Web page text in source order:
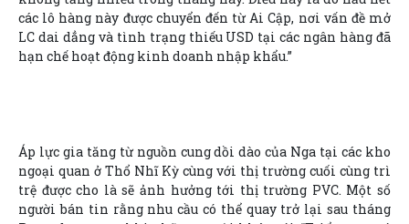
các lô hàng này được chuyển đến từ Ai Cập, nơi vấn đề mở
LC dai dẳng và tình trạng thiếu USD tại các ngân hàng đã
hạn chế hoạt động kinh doanh nhập khẩu.”
Áp lực gia tăng từ nguồn cung dồi dào của Nga tại các kho
ngoại quan ở Thổ Nhĩ Kỳ cùng với thị trường cuối cùng trì
trệ được cho là sẽ ảnh hưởng tới thị trường PVC. Một số
người bán tin rằng nhu cầu có thể quay trở lại sau tháng